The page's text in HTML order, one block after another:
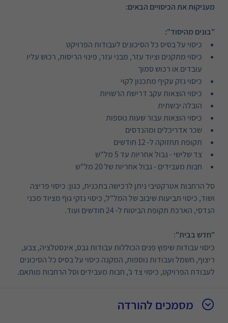
מעניקות את הכיסויים הבאים:
"בונים מהיסוד":
כיסוי על בסיס כל הסיכונים לעבודות הפרויקט
כיסוי מתקנים וציוד עזר, מבני עזר, פינוי הריסות, רכוש עליו
עובדים או רכוש סמוך
כיסוי נזק עקיף מתכנון לקוי
כיסוי הוצאות עקב דרישת הרשויות
הובלה יבשתית
כיסוי הוצאות עבור שעות נוספות
שכר אדריכלים ומהנדסים
תקופת תחזוקה ל- 12 חודשים
צד שלישי - גבול אחריות עד 5 מל"ש
חבות מעבידים - גבול אחריות של 20 מל"ש
סל הרחבות אטרקטיבי ניתן לרכישה בתכנית, כגון: כיסוי פריצה
ושוד, כיסוי תביעות שיבוב של המל"ל, כיסוי נזקי גוף מציוד מכני
הנדסי, הארכת תקופת הביטוח ל- 24 חודשים ועוד.
"חדש בבית":
כיסוי עבודות שיפוץ פנים הכוללות עבודות גבס, אינסטלציה, צבע,
ריצוף, חשמל ועבודות נוספות, המקנה כיסוי על בסיס כל הסיכונים
לעבודת הפרויקט, כיסוי צד ג', חבות מעבידים וסל הרחבות מותאם.
מסמכים להורדה